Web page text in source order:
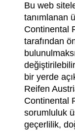
Bu web
tanımlanan
Continental
tarafından
bir yerde
Reifen
Continental
sorumluluk
geçerlilik,